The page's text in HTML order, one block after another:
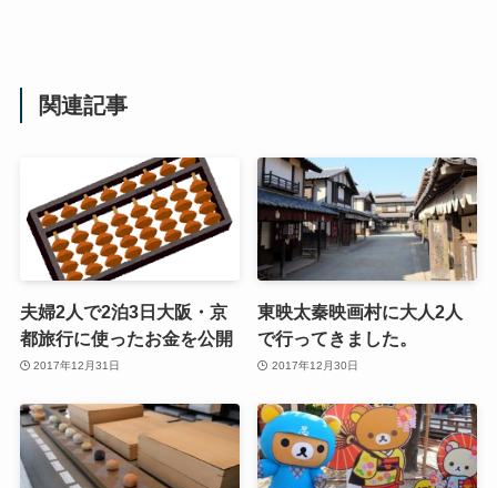
関連記事
夫婦2人で2泊3日大阪・京
都旅行に使ったお金を公開
2017年12月31日
東映太秦映画村に大人2人
で行ってきました。
2017年12月30日